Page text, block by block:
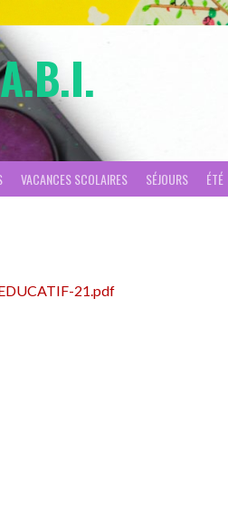
VACANCES SCOLAIRES SÉJOURS ÉTÉ
21.pdf